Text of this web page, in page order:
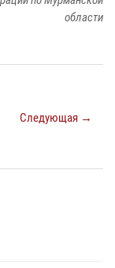
области
Следующая →